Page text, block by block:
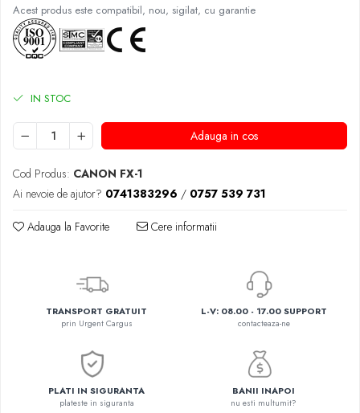
Acest produs este compatibil, nou, sigilat, cu garantie
IN STOC
Adauga in cos
Cod Produs: CANON FX-1
Ai nevoie de ajutor? 0741383296 / 0757 539 731
Adauga la Favorite Cere informatii
TRANSPORT GRATUIT
prin Urgent Cargus
L-V: 08.00 - 17.00 SUPPORT
contacteaza-ne
PLATI IN SIGURANTA
plateste in siguranta
BANII INAPOI
nu esti multumit?